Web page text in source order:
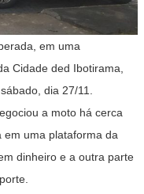
em uma
Cidade ded Ibotirama,
dia 27/11.
a moto há cerca
uma plataforma da
dinheiro e a outra parte